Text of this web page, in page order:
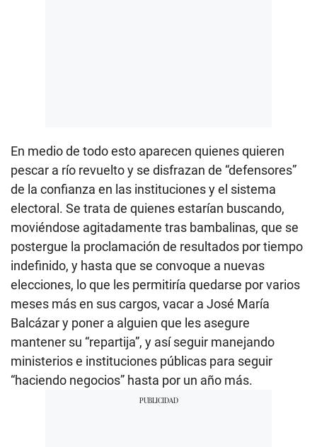
En medio de todo esto aparecen quienes quieren
pescar a río revuelto y se disfrazan de “defensores”
de la confianza en las instituciones y el sistema
electoral. Se trata de quienes estarían buscando,
moviéndose agitadamente tras bambalinas, que se
postergue la proclamación de resultados por tiempo
indefinido, y hasta que se convoque a nuevas
elecciones, lo que les permitiría quedarse por varios
meses más en sus cargos, vacar a José María
Balcázar y poner a alguien que les asegure
mantener su “repartija”, y así seguir manejando
ministerios e instituciones públicas para seguir
“haciendo negocios” hasta por un año más.